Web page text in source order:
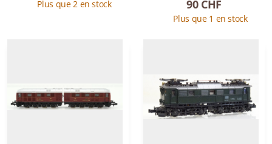
Plus que 2 en stock 90CHF
Plus que 1 en stock